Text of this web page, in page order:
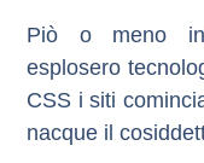
Piò o meno
esplosero
CSS i siti
nacque il